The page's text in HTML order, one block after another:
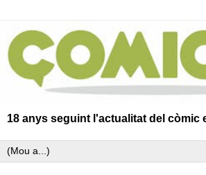
18 anys seguint l'actualitat del còmic